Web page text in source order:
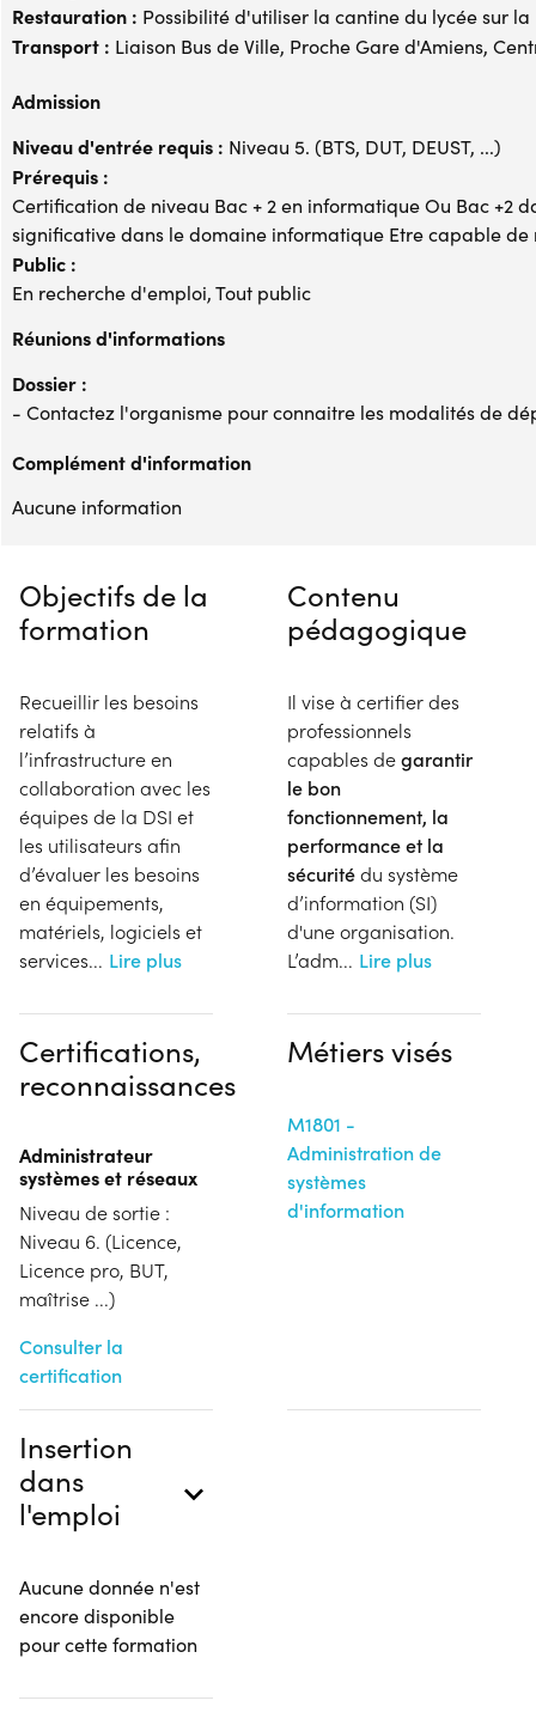
Restauration : Possibilité d'utiliser la cantine du lycée sur
Transport : Liaison Bus de Ville, Proche Gare d'Amiens,
Admission
Niveau d'entrée requis : Niveau 5. (BTS, DUT, DEUST, ...)
Prérequis :
Certification de niveau Bac + 2 en informatique Ou Bac +2
significative dans le domaine informatique Etre capable
Public :
En recherche d'emploi, Tout public
Réunions d'informations
Dossier :
- Contactez l'organisme pour connaitre les modalités de
Complément d'information
Aucune information
Objectifs de la
formation
Recueillir les besoins
relatifs à
l’infrastructure en
collaboration avec les
équipes de la DSI et
les utilisateurs afin
d’évaluer les besoins
en équipements,
matériels, logiciels et
services... Lire plus
Contenu
pédagogique
Il vise à certifier des
professionnels
capables degarantir
le bon
fonctionnement, la
performance et la
sécuritédu système
d’information (SI)
d'une organisation.
L’adm... Lire plus
Certifications,
reconnaissances
Administrateur
systèmes et réseaux
Niveau de sortie :
Niveau 6. (Licence,
Licence pro, BUT,
maîtrise ...)
Consulter la
certification
Métiers visés
M1801 -
Administration de
systèmes
d'information
Insertion
dans
l'emploi
Aucune donnée n'est
encore disponible
pour cette formation